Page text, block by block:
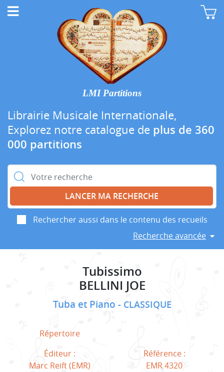
LMI Partitions
Librairie Musicale Internationale,
Explorez notre catalogue de plus de 360
000 partitions
Rechercher :
Rechercher aussi dans le contenu des recueils
Recherche avancée
Tubissimo
BELLINI JOE
Tuba et Piano CLASSIQUE
Répertoire
Éditeur :
Marc Reift (EMR)
Référence :
EMR 4320